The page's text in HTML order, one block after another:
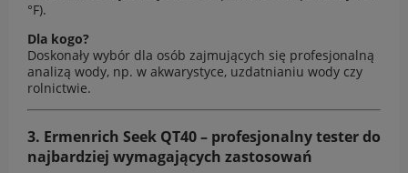
°F).
Dla kogo?
Doskonały wybór dla osób zajmujących się profesjonalną
analizą wody, np. w akwarystyce, uzdatnianiu wody czy
rolnictwie.
3. Ermenrich Seek QT40– profesjonalny tester do
najbardziej wymagających zastosowań